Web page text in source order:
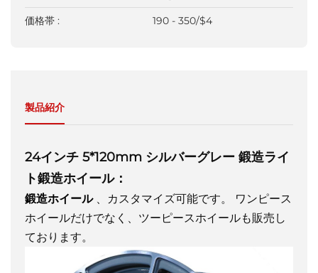
価格帯 : 190 - 350/$4
製品紹介
24インチ 5*120mm シルバーグレー 鍛造ライ
ト鍛造ホイール：
鍛造ホイール 、カスタマイズ可能です。
ワンピース
ホイールだけでなく、ツーピースホイールも販売し
ております。